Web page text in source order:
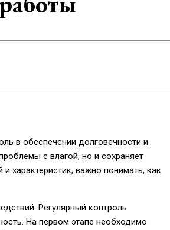
в обеспечении долговечности и
с влагой, но и сохраняет
характеристик, важно понимать, как
Регулярный контроль
На первом этапе необходимо